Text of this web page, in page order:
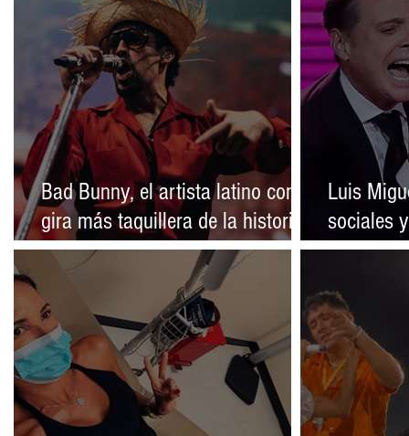
Bad Bunny, el artista latino con la
gira más taquillera de la historia
sin presentarse en Estados
Luis
sociales
sobre